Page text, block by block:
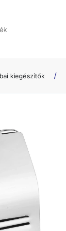
kiegészítők